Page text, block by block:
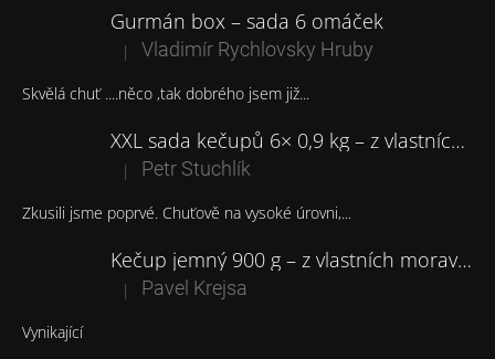
Gurmán box – sada 6 omáček
Hodnocení produktu je 5 z 5 hvězdiček.
| Vladimír Rychlovsky Hruby
Skvělá chuť ....něco ,tak dobrého jsem již...
XXL sada kečupů 6× 0,9 kg – z vlastních moravských rajčat
Hodnocení produktu je 5 z 5 hvězdiček.
| Petr Stuchlík
Zkusili jsme poprvé. Chuťově na vysoké úrovni,...
Kečup jemný 900 g – z vlastních moravských rajčat
Hodnocení produktu je 5 z 5 hvězdiček.
| Pavel Krejsa
Vynikající